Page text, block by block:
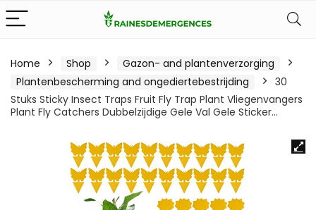
Home Shop
Gazon- and plantenverzorging
Plantenbescherming and ongediertebestrijding
30
Stuks Sticky Insect Traps Fruit Fly Trap Plant Vliegenvangers
Plant Fly Catchers Dubbelzijdige Gele Val Gele Sticker…